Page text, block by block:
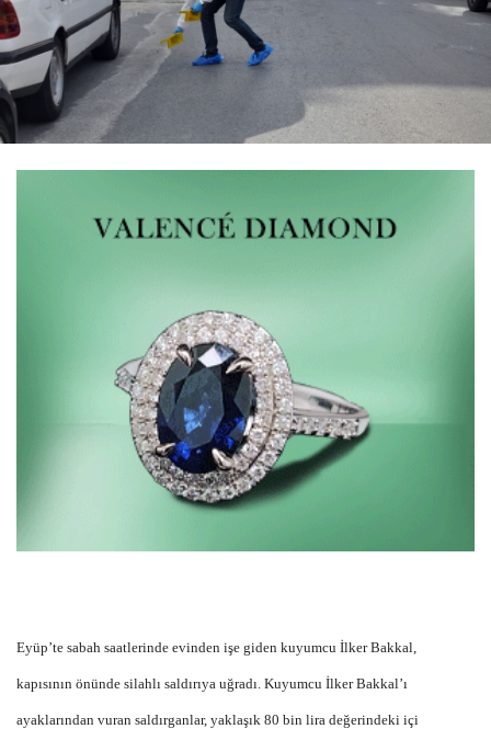
Eyüp’te sabah saatlerinde evinden işe giden kuyumcu İlker Bakkal,
kapısının önünde silahlı saldırıya uğradı. Kuyumcu İlker Bakkal’ı
ayaklarından vuran saldırganlar, yaklaşık 80 bin lira değerindeki içi